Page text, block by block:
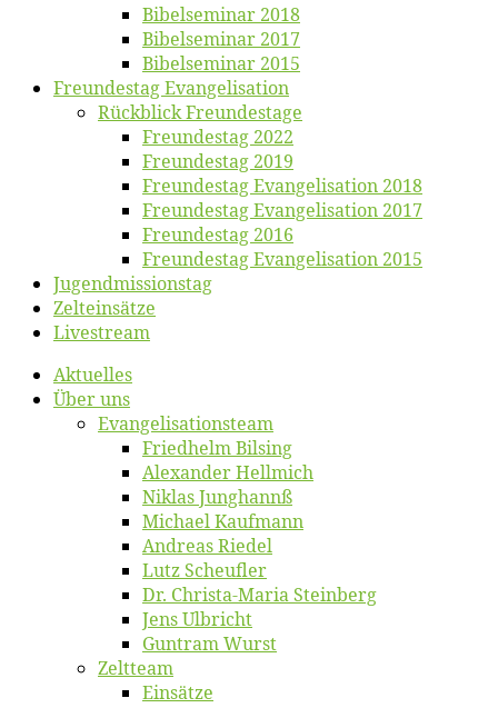
Bi­bel­se­mi­nar 2018
Bibelsemi­nar 2017
Bibelsemi­nar 2015
Freun­des­tag Evangelisation
Rück­blick Freundestage
Freun­des­tag 2022
Freun­des­tag 2019
Freun­des­tag Evan­ge­li­sa­ti­on 2018
Freun­des­tag Evan­ge­li­sa­ti­on 2017
Freun­des­tag 2016
Freun­des­tag Evan­ge­li­sa­ti­on 2015
Jugend­mis­sions­tag
Zelt­ein­sät­ze
Live­stream
Ak­tu­el­les
Über uns
Evangelisa­tions­team
Fried­helm Bilsing
Alex­an­der Hellmich
Ni­klas Junghannß
Mi­cha­el Kaufmann
An­dre­as Riedel
Lutz Scheuf­ler
Dr. Chris­­ta-Ma­ria Steinberg
Jens Ulb­richt
Gun­tram Wurst
Zelt­team
Ein­sät­ze